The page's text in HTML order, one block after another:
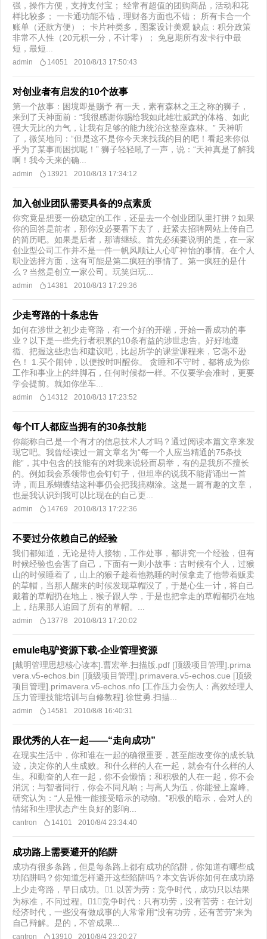
强，操作方便，支持支付宝； 经常有超值的团购商品，活动和花
样比较多； 一卡通功能不错，理财各方面也不错； 所有卡合一个
账单（还款方便）； 卡片种类多，图案设计美观 缺点：积分政策
非常不人性（20元积一分，不计零）； 免息期所有发卡行中最
短，最短...
admin 14051 2010/8/13 17:50:43
对创业者有启发的10个故事
第一个故事：困境即是赐予 有一天，素有森林之王之称的狮子，
来到了天神面前：“我很感谢你赐给我如此雄壮威武的体格、如此
强大无比的力气，让我有足够的能力统治这整座森林。” 天神听
了，微笑地问：“但是这不是你今天来找我的目的吧！看起来你似
乎为了某事而困扰呢！” 狮子轻轻吼了一声，说：“天神真是了解我
啊！我今天来的确...
admin 13921 2010/8/13 17:34:12
加入创业团队需要具备的9点素质
你究竟是想要一份稳定的工作，还是去一个创业团队里打拼？如果
你的回答是前者，那你没必要看下去了，赶紧去招聘网站上传自己
的简历吧。如果是后者，那请继续。首先必须要说明的是，在一家
创业型公司工作并不是一件一帆风顺让人心旷神怡的事情。在个人
职业选择方面，这有可能是第二疯狂的事情了。第一疯狂的是什
么？当然是创立一家公司。玩笑归玩...
admin 14381 2010/8/13 17:29:36
少走弯路的十条忠告
如何在涉世之初少走弯路，有一个好的开端，开始一番成功的事
业？以下是一些先行者积累的10条有益的涉世忠告。好好地遵
循、把握这些忠告和建议吧，比起所学的课堂课程来，它毫不逊
色！ 1.买个闹钟，以便按时叫醒你。 贪睡和不守时，都将成为你
工作和事业上的绊脚石，任何时候都一样。不仅要学会准时，更要
学会提前。就如你坐车...
admin 14312 2010/8/13 17:23:52
每个IT人都应当拥有的30条技能
你能称自己是一个有才的信息技术人才吗？通过阅读本篇文章来发
现它吧。我曾经读过一篇文章名为“每一个人应当精通的75条技
能”，其中包含的技能有的对我来说轻而易举，有的是我所不擅长
的。例如我会系领带也会钉钉子，但坦率的说我不能背诵出一首
诗，而且系蝴蝶结这种事仍会把我搞糊涂。这是一篇有趣的文章，
也是我认识到我可以比现在的自己更...
admin 14769 2010/8/13 17:22:36
不要过分依赖自己的经验
我们都知道，无论是待人接物，工作处事，都讲究一个经验，但有
时候经验也会害了自己，下面有一则小故事：古时候有个人，过猴
山的时候睡着了，山上的猴子趁着他熟睡的时候拿走了他带着贩卖
的草帽，当那人醒来的时候发现草帽没了，于是心生一计，将自己
戴着的草帽扔在地上，猴子跟人学，于是也把拿走的草帽都扔在地
上，结果那人追回了所有的草帽。...
admin 13778 2010/8/13 17:20:02
emule电驴资源下载-企业管理资源
[戴明管理思想核心读本].曹宏举.扫描版.pdf [顶级项目管理].prima
vera.v5-echos.bin [顶级项目管理].primavera.v5-echos.cue [顶级
项目管理].primavera.v5-echos.nfo [工作压力会伤人：高效经理人
压力管理技能培训与自修教程].徐世勇.扫描...
admin 14581 2010/8/8 16:40:31
跟优秀的人在一起——“走向成功”
在现实生活中，你和谁在一起的确很重要，甚至能改变你的成长轨
迹，决定你的人生成败。和什么样的人在一起，就会有什么样的人
生。和勤奋的人在一起，你不会懒惰；和积极的人在一起，你不会
消沉；与智者同行，你会不同凡响；与高人为伍，你能登上巅峰。
研究认为：“人是惟一能接受暗示的动物。”积极的暗示，会对人的
情绪和生理状态产生良好的影响...
cantron 14101 2010/8/4 23:34:40
成功路上需要避开的陷阱
成功有很多条路，但是每条路上都有成功的陷阱，你知道有哪些成
功陷阱吗？你知道怎样避开这些陷阱吗？本文告诉你如何在成功路
上少走弯路，早日成功。1.以苦为劳：竞争时代，成功只以结果
为标准，不问过程。1）竞争时代：只有功劳，没有苦劳：在计划
经济时代，一些没有做成事的人常常用“没有功劳，还有苦劳”来为
自己辩解。是的，不管成果...
cantron 13910 2010/8/4 23:20:27